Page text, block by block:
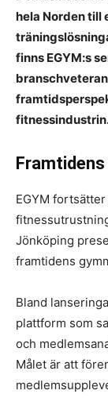
hela Norden till
finns EGYM:s
EGYM
Jönköping
framtidens
Bland
plattform som
och
Målet är att